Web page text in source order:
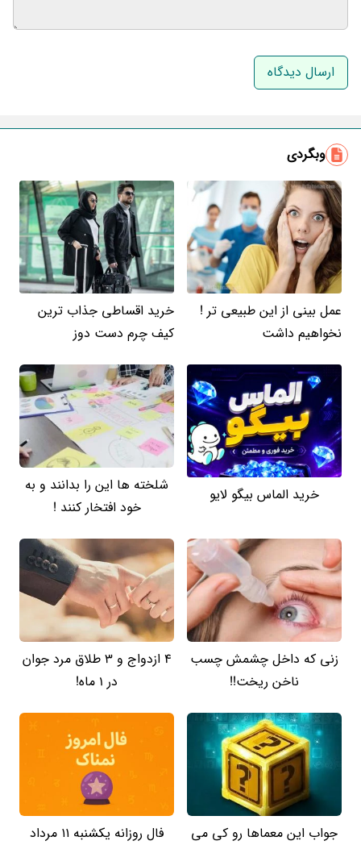
نام و نام خانوادگی
وبگردی
عمل بینی از این طبیعی تر !
نخواهیم داشت
خرید اقساطی جذاب ترین
کیف چرم دست دوز
خرید الماس بیگو لایو
شلخته ها این را بدانند و به
خود افتخار کنند !
زنی که داخل چشمش چسب
ناخن ریخت!!
4 ازدواج و 3 طلاق مرد جوان
در 1 ماه!
جواب این معماها رو کی می
فال روزانه یکشنبه ۱۱ مرداد